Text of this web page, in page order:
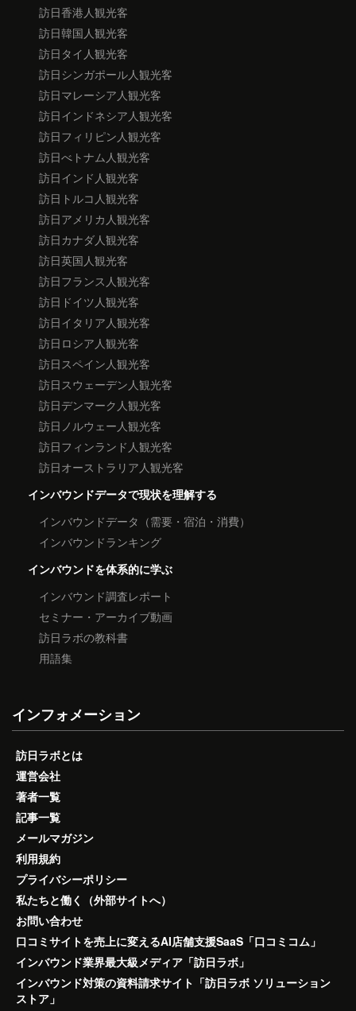
訪日香港人観光客
訪日韓国人観光客
訪日タイ人観光客
訪日シンガポール人観光客
訪日マレーシア人観光客
訪日インドネシア人観光客
訪日フィリピン人観光客
訪日べトナム人観光客
訪日インド人観光客
訪日トルコ人観光客
訪日アメリカ人観光客
訪日カナダ人観光客
訪日英国人観光客
訪日フランス人観光客
訪日ドイツ人観光客
訪日イタリア人観光客
訪日ロシア人観光客
訪日スペイン人観光客
訪日スウェーデン人観光客
訪日デンマーク人観光客
訪日ノルウェー人観光客
訪日フィンランド人観光客
訪日オーストラリア人観光客
インバウンドデータで現状を理解する
インバウンドデータ（需要・宿泊・消費）
インバウンドランキング
インバウンドを体系的に学ぶ
インバウンド調査レポート
セミナー・アーカイブ動画
訪日ラボの教科書
用語集
インフォメーション
訪日ラボとは
運営会社
著者一覧
記事一覧
メールマガジン
利用規約
プライバシーポリシー
私たちと働く（外部サイトへ）
お問い合わせ
口コミサイトを売上に変えるAI店舗支援SaaS「口コミコム」
インバウンド業界最大級メディア「訪日ラボ」
インバウンド対策の資料請求サイト「訪日ラボ ソリューション
ストア」